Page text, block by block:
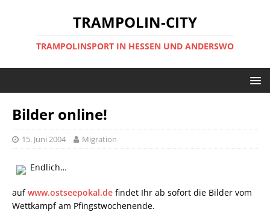
TRAMPOLIN-CITY
TRAMPOLINSPORT IN HESSEN UND ANDERSWO
Bilder online!
15. Juni 2004 Migration
Endlich…
aufwww.ostseepokal.de findet Ihr ab sofort die Bilder vom
Wettkampf am Pfingstwochenende.